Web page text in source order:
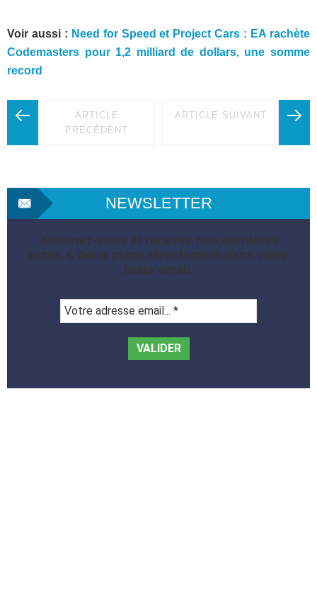
Voir aussi : Need for Speed et Project Cars : EA rachète
Codemasters pour 1,2 milliard de dollars, une somme
record
ARTICLE
PRÉCÉDENT
ARTICLE SUIVANT
NEWSLETTER
Abonnez-vous et recevez nos dernières
actus & bons plans directement dans votre
boite email.
adresse